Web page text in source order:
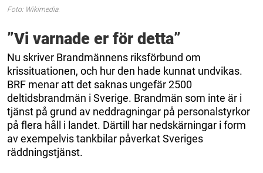
Foto: Wikimedia.
”Vi varnade er för detta”
Nu skriver Brandmännens riksförbund om
krissituationen, och hur den hade kunnat undvikas.
BRF menar att det saknas ungefär 2500
deltidsbrandmän i Sverige. Brandmän som inte är i
tjänst på grund av neddragningar på personalstyrkor
på flera håll i landet. Därtill har nedskärningar i form
av exempelvis tankbilar påverkat Sveriges
räddningstjänst.